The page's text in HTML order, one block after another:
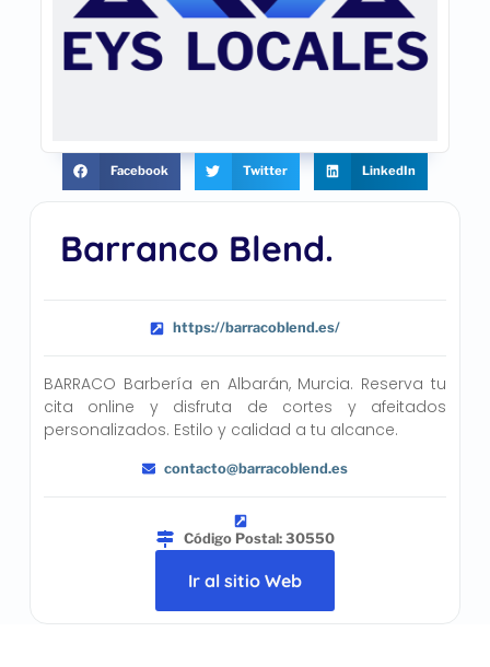
Barranco Blend.
https://barracoblend.es/
BARRACO Barbería en Albarán, Murcia. Reserva tu
cita online y disfruta de cortes y afeitados
personalizados. Estilo y calidad a tu alcance.
contacto@barracoblend.es
Código Postal: 30550
Ir al sitio Web
Facebook Twitter LinkedIn